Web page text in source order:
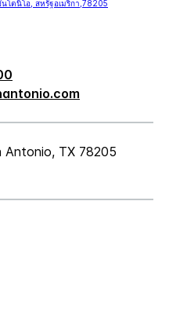
Antonio, TX 78205